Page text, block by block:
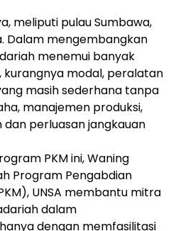
meliputi pulau Sumbawa,
Dalam mengembangkan
menemui banyak
kurangnya modal, peralatan
masih sederhana tanpa
manajemen produksi,
perluasan jangkauan
PKM ini, Waning
Program Pengabdian
UNSA membantu mitra
dalam
dengan memfasilitasi